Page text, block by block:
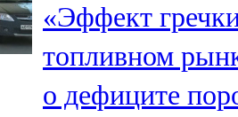
«Эффект
топливном
о дефиците